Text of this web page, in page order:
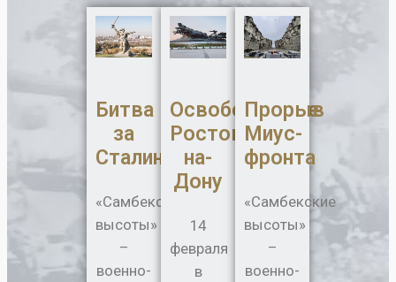
Битва
за
Сталинград
«Самбекские
высоты»
–
военно-
Освобождение
Ростова-
на-
Дону
14
февраля
в
Прорыв
Миус-
фронта
«Самбекские
высоты»
–
военно-